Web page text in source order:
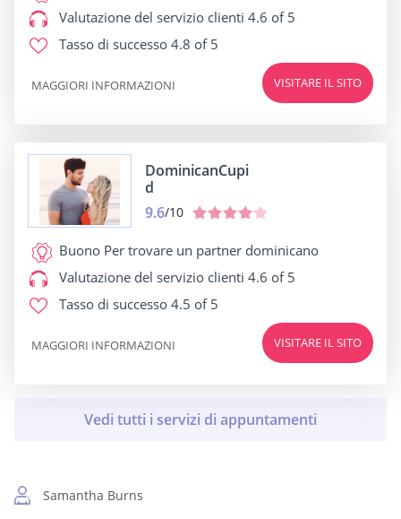
Valutazione del servizio clienti 4.6 of 5
Tasso di successo 4.8 of 5
VISITARE IL SITO
MAGGIORI INFORMAZIONI
DominicanCupi
d
9.6/10
Buono Per trovare un partner dominicano
Valutazione del servizio clienti 4.6 of 5
Tasso di successo 4.5 of 5
VISITARE IL SITO
MAGGIORI INFORMAZIONI
Samantha Burns